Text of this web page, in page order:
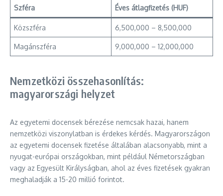
Szféra Éves átlagfizetés (HUF)
Közszféra 6,500,000 – 8,500,000
Magánszféra 9,000,000 – 12,000,000
Nemzetközi összehasonlítás:
magyarországi helyzet
Az egyetemi docensek bérezése nemcsak hazai, hanem
nemzetközi viszonylatban is érdekes kérdés. Magyarországon
az egyetemi docensek fizetése általában alacsonyabb, mint a
nyugat-európai országokban, mint például Németországban
vagy az Egyesült Királyságban, ahol az éves fizetések gyakran
meghaladják a 15-20 millió forintot.